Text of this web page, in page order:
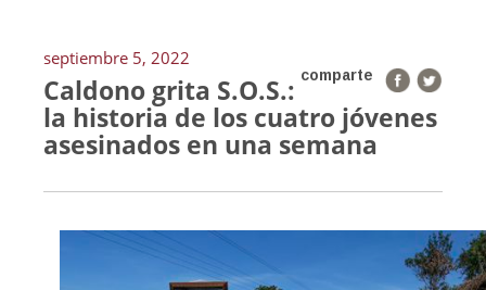
septiembre 5, 2022
comparte
Caldono grita S.O.S.:
la historia de los cuatro jóvenes
asesinados en una semana